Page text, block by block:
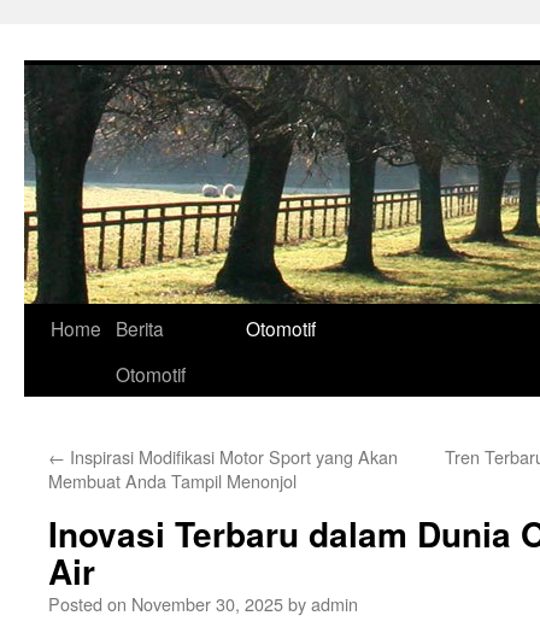
Home
Berita
Otomotif
Otomotif
← Inspirasi Modifikasi Motor Sport yang Akan
Membuat Anda Tampil Menonjol
Tren
Inovasi Terbaru dalam Dunia
Air
Posted on November 30, 2025byadmin